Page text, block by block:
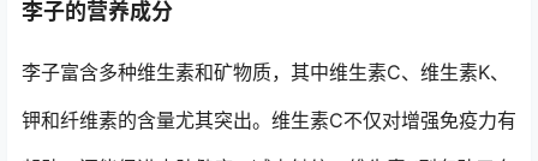
李子的营养成分
李子富含多种维生素和矿物质，其中维生素C、维生素K、
钾和纤维素的含量尤其突出。维生素C不仅对增强免疫力有